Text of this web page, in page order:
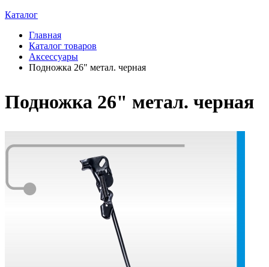
Каталог
Главная
Каталог товаров
Аксессуары
Подножка 26" метал. черная
Подножка 26" метал. черная